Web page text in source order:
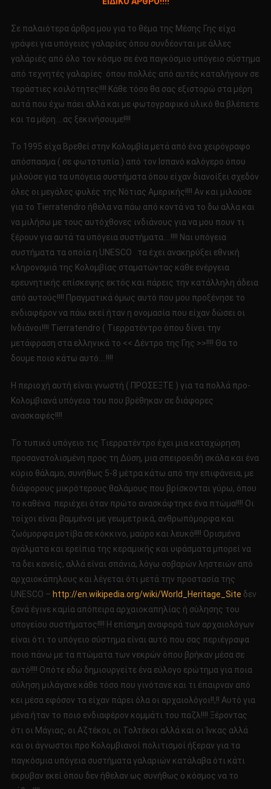
Σε παλαιότερα άρθρα μου για το θέμα της Μέσης Γης είχα
γράψει για υπόγειες γαλαρίες όπου συνδέονται με άλλες
γαλάριές από όλο τον κόσμο σε ένα παγκόσμιο υπόγειο σύστημα
από τεχνητές γαλαρίες όπου πολλές από αυτές καταλήγουν σε
τεράστιες κοιλότητες!!!! Κάθε τόσο θα σας εξιστορώ στα μέρη
αυτά που έχω πάει αλλά και με φωτογραφικό υλικό θα βλέπετε
και τα μέρη….ας ξεκινήσουμε!!!!
Το 1995 είχα Βρεθεί στην Κολομβία μετά από ένα χειρόγραφο
απόσπασμα ( σε φωτοτυπία ) από τον Ισπανό καλόγερο όπου
μιλούσε για τα υπόγεια συστήματα όπου είχαν διανοίξει σχεδόν
όλες οι μεγάλες φυλές της Νότιας Αμερικής!!!! Αν και μιλούσε
για το Tierratendro ήθελα να πάω από κοντά να το δω αλλα και
να μιλήσω με τους αυτόχθονες ινδιάνους για να μου πουν τι
ξέρουν για αυτά τα υπόγεια συστήματα….!!!! Ναι υπόγεια
συστήματα τα οποία η UNESCO τα έχει ανακηρύξει εθνική
κληρονομιά της Κολομβίας σταματώντας κάθε ενέργεια
ερευνητικής επίσκεψης εκτός και πάρεις την κατάλληλη άδεια
από αυτούς!!!! Πραγματικά όμως αυτό που μου προξένησε το
ενδιαφέρον να πάω εκεί ήταν η ονομασία που είχαν δώσει οι
Ινδιάνοι!!!! Tierratendro ( Τιερρατέντρο όπου δίνει την
μετάφραση στα ελληνικά το << Δέντρο της Γης >>!!!! Θα το
δουμε ποιο κάτω αυτό….!!!!
Η περιοχή αυτή είναι γνωστή ( ΠΡΟΣΕΞΤΕ ) για τα πολλά προ-
Κολομβιανά υπόγεια του που βρέθηκαν σε διάφορες
ανασκαφές!!!!
Το τυπικό υπόγειο τις Τιερρατέντρο έχει μια καταχώρηση
προσανατολισμένη προς τη Δύση, μια σπειροειδή σκάλα και ένα
κύριο θάλαμο, συνήθως 5-8 μέτρα κάτω από την επιφάνεια, με
διάφορους μικρότερους θαλάμους που βρίσκονται γύρω, όπου
το καθένα περιέχει όταν πρώτο ανασκάφτηκε ένα πτώμα!!!! Οι
τοίχοι είναι βαμμένοι με γεωμετρικά, ανθρωπόμορφα και
ζωόμορφα μοτίβα σε κόκκινο, μαύρο και λευκό!!!! Ορισμένα
αγάλματα και ερείπια της κεραμικής και υφάσματα μπορεί να
τα δει κανείς, αλλά είναι σπάνια, λόγω σοβαρών ληστειών από
αρχαιοκάπηλους και λέγεται ότι μετά την προστασία της
UNESCO – http://en.wikipedia.org/wiki/World_Heritage_Site δεν
ξανά έγινε καμία απόπειρα αρχαιοκαπηλίας ή σύλησης του
υπογείου συστήματος!!!! Η επίσημη αναφορά των αρχαιολόγων
είναι ότι το υπόγειο σύστημα είναι αυτό που σας περιέγραψα
ποιο πάνω με τα πτώματα των νεκρών όπου βρήκαν μέσα σε
αυτό!!!! Οπότε εδώ δημιουργείτε ένα εύλογο ερώτημα για ποια
σύληση μιλάγανε κάθε τόσο που γινότανε και τι έπαιρναν από
κει μέσα εφόσον τα είχαν πάρει όλα οι αρχαιολόγοι!!;!! Αυτό για
μένα ήταν το ποιο ενδιαφέρον κομμάτι του παζλ!!!! Ξέροντας
ότι οι Μάγιας, οι Αζτέκοι, οι Τολτέκοι αλλά και οι Ίνκας αλλά
και οι άγνωστοι προ Κολομβιανοί πολιτισμοί ήξεραν για τα
παγκόσμια υπόγεια συστήματα γαλαριών κατάλαβα ότι κάτι
έκρυβαν εκεί όπου δεν ήθελαν ως συνήθως ο κόσμος να το